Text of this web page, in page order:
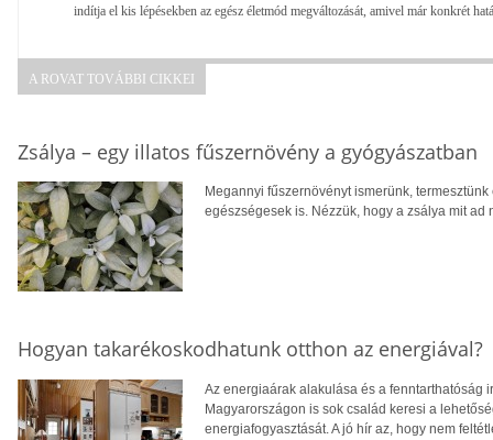
indítja el kis lépésekben az egész életmód megváltozását, amivel már konkrét
A ROVAT TOVÁBBI CIKKEI
Zsálya – egy illatos fűszernövény a gyógyászatban
Megannyi fűszernövényt ismerünk,
egészségesek is. Nézzük, hogy a zsálya mit ad
Hogyan takarékoskodhatunk otthon az energiával?
Az energiaárak alakulása és a fenntarthatóság
Magyarországon is sok család keresi a
energiafogyasztását. A jó hír az, hogy nem